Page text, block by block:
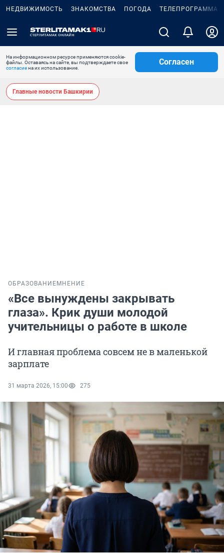
НЕДВИЖИМОСТЬ ЗНАКОМСТВА ПОГОДА ТЕЛЕПРОГРАММА
На информационном ресурсе применяются cookie-
файлы. Оставаясь на сайте, вы подтверждаете свое
согласиена их использование.
Согласен
Главные новости Башкирии
ОБРАЗОВАНИЕ МНЕНИЕ
«Все вынуждены закрывать
глаза». Крик души молодой
учительницы о работе в школе
И главная проблема совсем не в маленькой
зарплате
31 марта 2026, 15:00 275